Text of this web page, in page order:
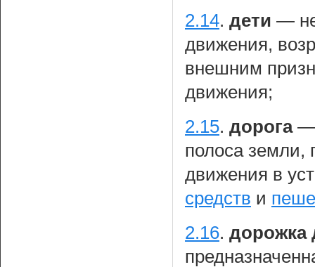
2.14. дети —
движения,
внешним
движения;
2.15. дорога—
полоса земли,
движения в
средств и
2.16. дорожка